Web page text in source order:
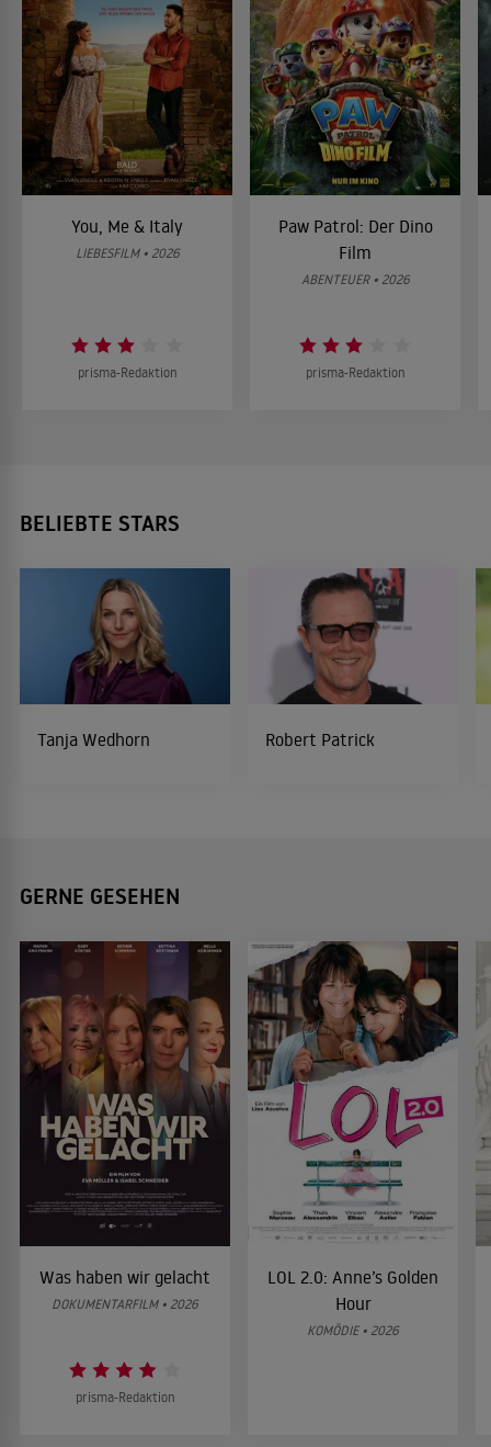
You, Me & Italy
LIEBESFILM • 2026
prisma-Redaktion
Paw Patrol: Der Dino
Film
ABENTEUER • 2026
prisma-Redaktion
BELIEBTE STARS
Tanja Wedhorn Robert Patrick
GERNE GESEHEN
Was haben wir gelacht
DOKUMENTARFILM • 2026
prisma-Redaktion
LOL 2.0: Anne’s Golden
Hour
KOMÖDIE • 2026